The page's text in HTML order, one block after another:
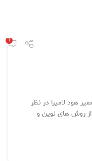
۱
هود لامیرا در نظر
از روش های نوین و